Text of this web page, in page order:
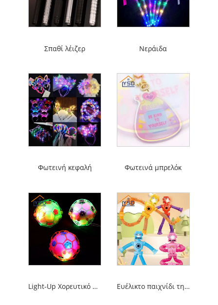
Σπαθί λέιζερ Νεράιδα
Φωτεινή κεφαλή Φωτεινά μπρελόκ
Light-Up Χορευτικό Ποδόσφαιρο Ευέλικτο παιχνίδι τηλεσκοπικού σωλήνα αποσυμπίεσης